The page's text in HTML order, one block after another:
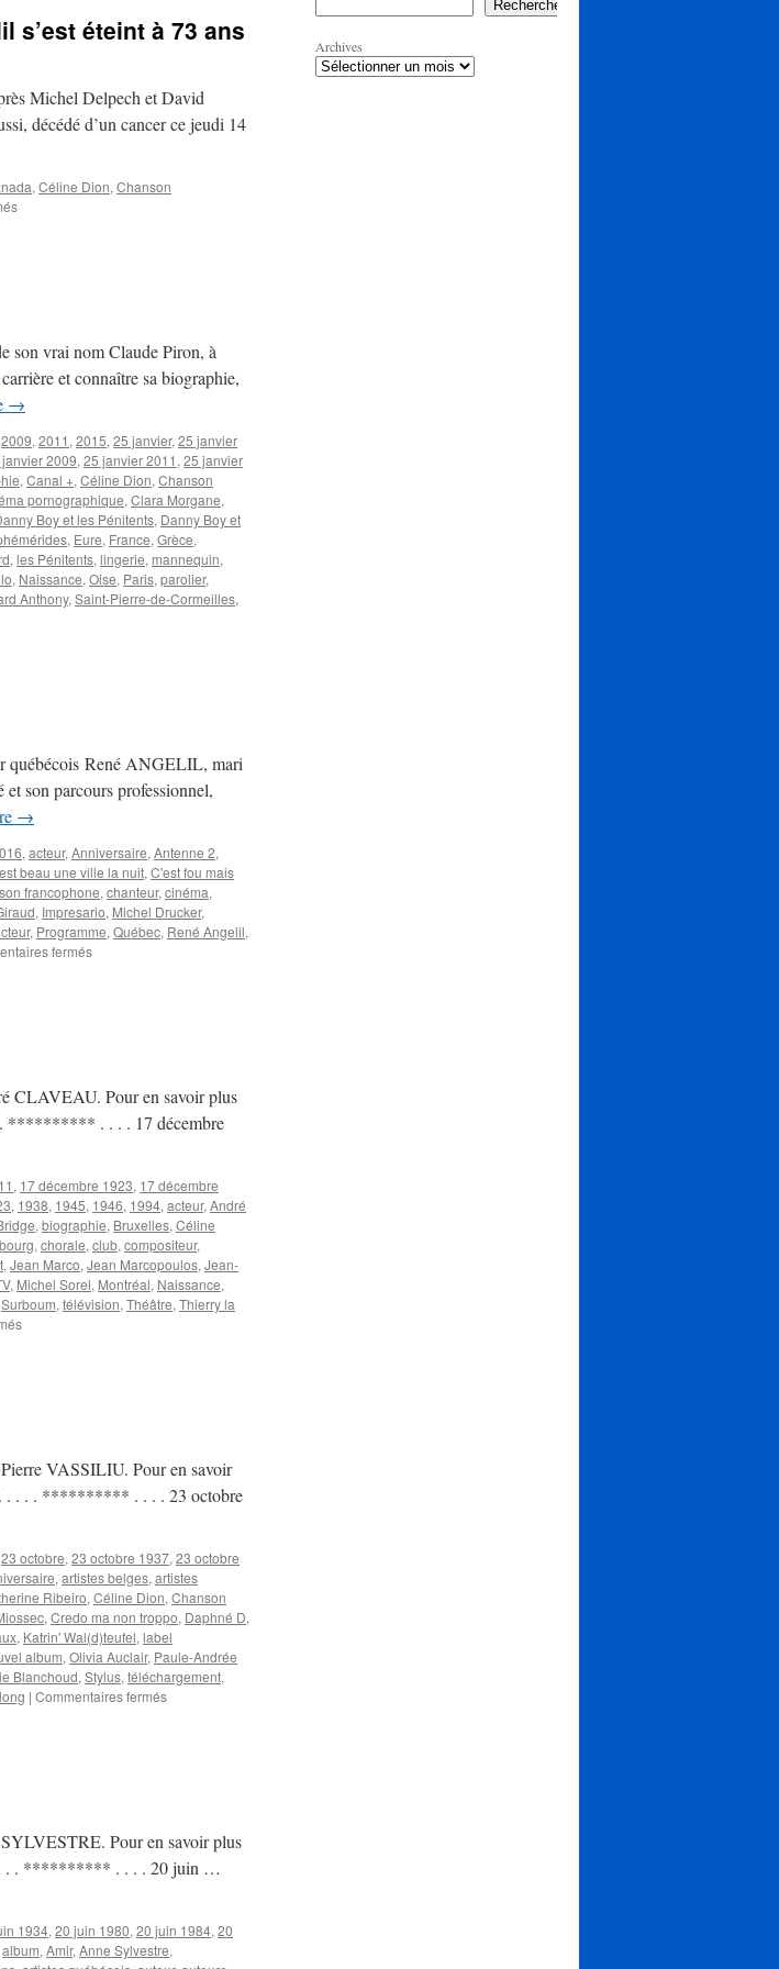
s’est éteint à 73 ans
Michel Delpech et David
décédé d’un cancer ce jeudi 14
, Céline Dion, Chanson
sur
s’est
éteint
à
ans
son vrai nom Claude Piron, à
et connaître sa biographie,
→
2009, 2011 , 2015, 25 janvier, 25 janvier
2009, 25 janvier 2011 , 25 janvier
, Canal +, Céline Dion, Chanson
pornographique, Clara Morgane,
Boy et les Pénitents, Danny Boy et
, Eure, France, Grèce,
, les Pénitents, lingerie, mannequin,
, Naissance, Oise, Paris, parolier,
Anthony, Saint-Pierre-de-Cormeilles,
québécois René ANGELIL, mari
son parcours professionnel,
→
, acteur, Anniversaire, Antenne 2,
beau une ville la nuit, C'est fou mais
francophone, chanteur, cinéma,
, Impresario, Michel Drucker,
, Programme, Québec, René Angelil,
ferméssur
CLAVEAU. Pour en savoir plus
. ********** . . . . 17 décembre
, 17 décembre 1923, 17 décembre
, 1938, 1945, 1946, 1994, acteur, André
, biographie, Bruxelles, Céline
, chorale, club, compositeur,
, Jean Marco, Jean Marcopoulos, Jean-
, Michel Sorel, Montréal, Naissance,
Surboum, télévision, Théâtre, Thierry la
sur
VASSILIU. Pour en savoir
. . . . ********** . . . . 23 octobre
23 octobre, 23 octobre 1937, 23 octobre
, artistes belges, artistes
Ribeiro, Céline Dion, Chanson
, Credo ma non troppo, Daphné D,
, Katrin' Wal(d)teufel, label
album, Olivia Auclair, Paule-Andrée
Blanchoud, Stylus, téléchargement,
| Commentaires ferméssur
Pour en savoir plus
. . . . ********** . . . . 20 juin …
1934, 20 juin 1980, 20 juin 1984, 20
album, Amir, Anne Sylvestre,
Rechercher
Archives